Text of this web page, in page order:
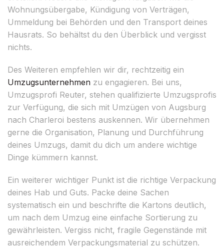
Wohnungsübergabe, Kündigung von Verträgen,
Ummeldung bei Behörden und den Transport deines
Hausrats. So behältst du den Überblick und vergisst
nichts.
Des Weiteren empfehlen wir dir, rechtzeitig ein
Umzugsunternehmen zu engagieren. Bei uns,
Umzugsprofi Reuter, stehen qualifizierte Umzugsprofis
zur Verfügung, die sich mit Umzügen von Augsburg
nach Charleroi bestens auskennen. Wir übernehmen
gerne die Organisation, Planung und Durchführung
deines Umzugs, damit du dich um andere wichtige
Dinge kümmern kannst.
Ein weiterer wichtiger Punkt ist die richtige Verpackung
deines Hab und Guts. Packe deine Sachen
systematisch ein und beschrifte die Kartons deutlich,
um nach dem Umzug eine einfache Sortierung zu
gewährleisten. Vergiss nicht, fragile Gegenstände mit
ausreichendem Verpackungsmaterial zu schützen.